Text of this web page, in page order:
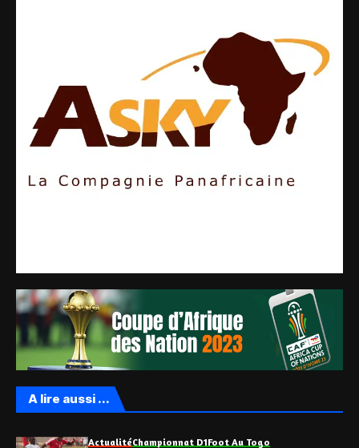
A lire aussi ...
ActualitéChampionnat D1Foot Au Togo